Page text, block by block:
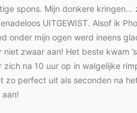
spons. Mijn donkere kringen…
UITGEWIST. Alsof ik
onder mijn ogen werd ineens
niet zwaar aan! Het beste kwam
zich na 10 uur op in walgelijke
zo perfect uit als seconden na